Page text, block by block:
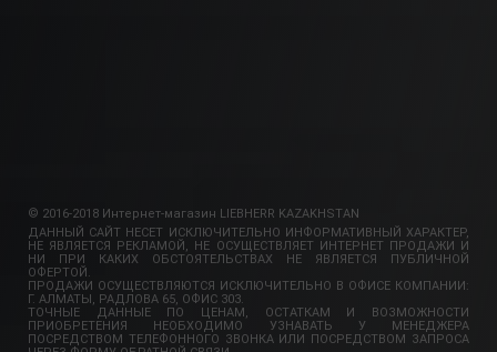
© 2016-2018 Интернет-магазин LIEBHERR KAZAKHSTAN
ДАННЫЙ САЙТ НЕСЕТ ИСКЛЮЧИТЕЛЬНО ИНФОРМАТИВНЫЙ ХАРАКТЕР,
НЕ ЯВЛЯЕТСЯ РЕКЛАМОЙ, НЕ ОСУЩЕСТВЛЯЕТ ИНТЕРНЕТ ПРОДАЖИ И
НИ ПРИ КАКИХ ОБСТОЯТЕЛЬСТВАХ НЕ ЯВЛЯЕТСЯ ПУБЛИЧНОЙ
ОФЕРТОЙ.
ПРОДАЖИ ОСУЩЕСТВЛЯЮТСЯ ИСКЛЮЧИТЕЛЬНО В ОФИСЕ КОМПАНИИ:
Г. АЛМАТЫ, РАДЛОВА 65, ОФИС 303.
ТОЧНЫЕ ДАННЫЕ ПО ЦЕНАМ, ОСТАТКАМ И ВОЗМОЖНОСТИ
ПРИОБРЕТЕНИЯ НЕОБХОДИМО УЗНАВАТЬ У МЕНЕДЖЕРА
ПОСРЕДСТВОМ ТЕЛЕФОННОГО ЗВОНКА ИЛИ ПОСРЕДСТВОМ ЗАПРОСА